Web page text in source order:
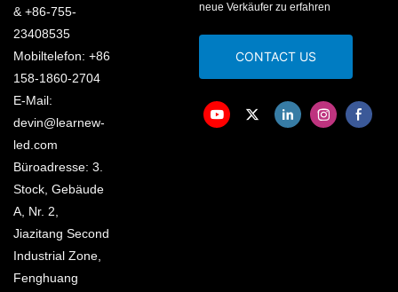
& +86-755-
23408535
Mobiltelefon: +86
158-1860-2704
E-Mail:
devin@learnew-
led.com
Büroadresse: 3.
Stock, Gebäude
A, Nr. 2,
Jiazitang Second
Industrial Zone,
Fenghuang
neue Verkäufer zu erfahren
CONTACT US